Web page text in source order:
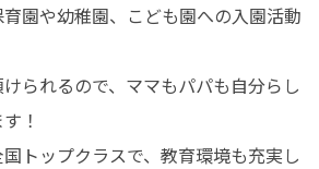
園や幼稚園、こども園への入園活動
られるので、ママもパパも自分らし
！
トップクラスで、教育環境も充実し